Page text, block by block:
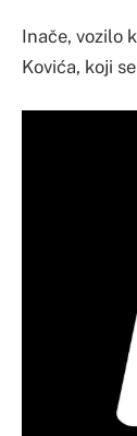
Inače, vozilo
Kovića, koji